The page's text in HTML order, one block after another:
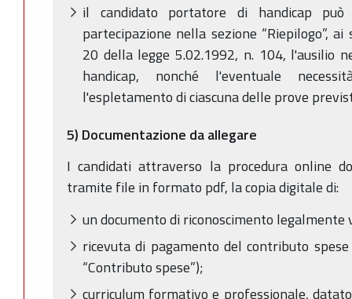
il candidato portatore di handicap
partecipazione nella sezione “Riepilogo”,
20 della legge 5.02.1992, n. 104, l'ausilio
handicap, nonché l'eventuale
l'espletamento di ciascuna delle prove
5) Documentazione da allegare
I candidati attraverso la procedura online
tramite file in formato pdf, la copia digitale di:
un documento di riconoscimento legalmente
ricevuta di pagamento del contributo
“Contributo spese”);
curriculum formativo e professionale,